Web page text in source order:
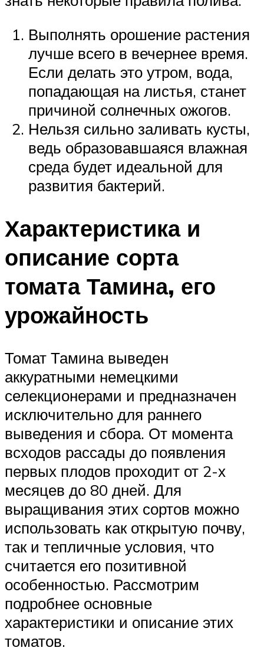
Выполнять орошение растения
лучше всего в вечернее время.
Если делать это утром, вода,
попадающая на листья, станет
причиной солнечных ожогов.
Нельзя сильно заливать кусты,
ведь образовавшаяся влажная
среда будет идеальной для
развития бактерий.
Характеристика и
описание сорта
томата Тамина, его
урожайность
Томат Тамина выведен
аккуратными немецкими
селекционерами и предназначен
исключительно для раннего
выведения и сбора. От момента
всходов рассады до появления
первых плодов проходит от 2-х
месяцев до 80 дней. Для
выращивания этих сортов можно
использовать как открытую почву,
так и тепличные условия, что
считается его позитивной
особенностью. Рассмотрим
подробнее основные
характеристики и описание этих
томатов.